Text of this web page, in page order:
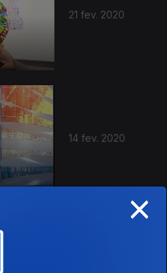
21 fev. 2020
14 fev. 2020
×